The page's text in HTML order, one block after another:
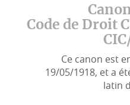
Code de Droit
Ce canon est
19/05/1918, et a
latin